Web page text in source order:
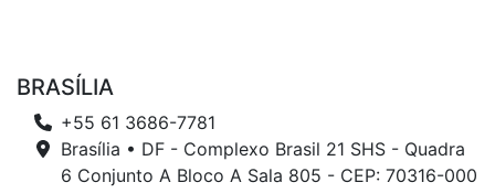
BRASÍLIA
+55 61 3686-7781
Brasília • DF - Complexo Brasil 21 SHS - Quadra
6 Conjunto A Bloco A Sala 805 - CEP: 70316-000